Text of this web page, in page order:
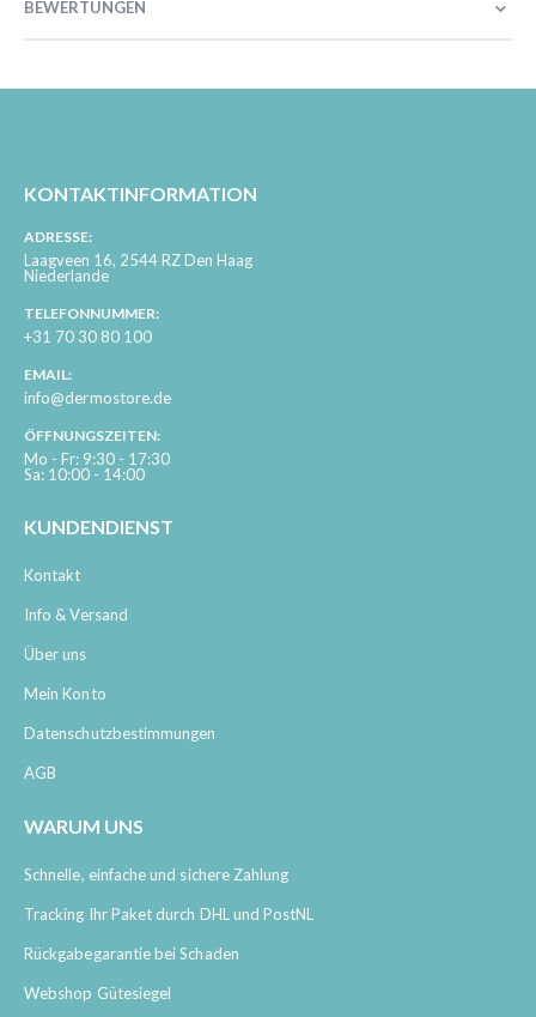
BEWERTUNGEN
KONTAKTINFORMATION
ADRESSE:
Laagveen 16, 2544 RZ Den Haag
Niederlande
TELEFONNUMMER:
+31 70 30 80 100
EMAIL:
info@dermostore.de
ÖFFNUNGSZEITEN:
Mo - Fr: 9:30 - 17:30
Sa: 10:00 - 14:00
KUNDENDIENST
Kontakt
Info & Versand
Über uns
Mein Konto
Datenschutzbestimmungen
AGB
WARUM UNS
Schnelle, einfache und sichere Zahlung
Tracking Ihr Paket durch DHL und PostNL
Rückgabegarantie bei Schaden
Webshop Gütesiegel